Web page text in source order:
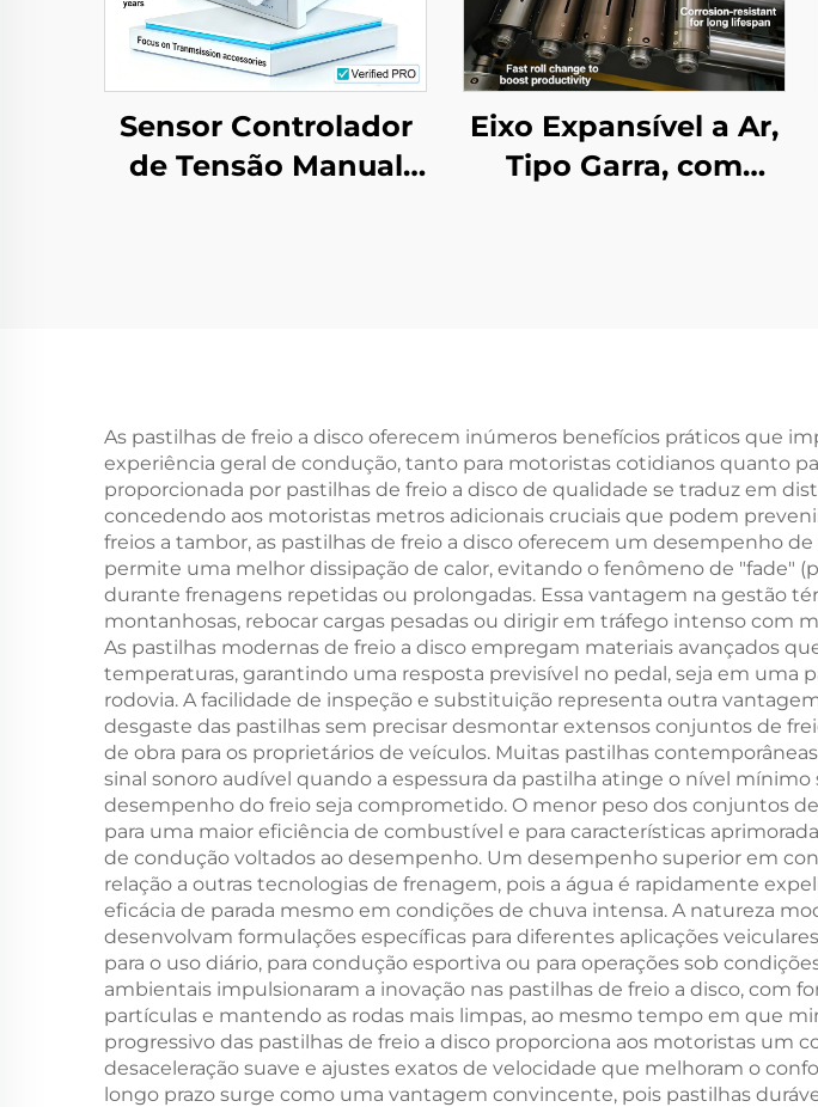
Sensor Controlador
de Tensão Manual
Eixo Expansível a Ar,
Tipo Garra, com
As pastilhas de freio a disco oferecem inúmeros benefícios práticos que
experiência geral de condução, tanto para motoristas cotidianos quanto
proporcionada por pastilhas de freio a disco de qualidade se traduz em
concedendo aos motoristas metros adicionais cruciais que podem
freios a tambor, as pastilhas de freio a disco oferecem um desempenho
permite uma melhor dissipação de calor, evitando o fenômeno de "fade"
durante frenagens repetidas ou prolongadas. Essa vantagem na gestão
montanhosas, rebocar cargas pesadas ou dirigir em tráfego intenso com
As pastilhas modernas de freio a disco empregam materiais avançados
temperaturas, garantindo uma resposta previsível no pedal, seja em
rodovia. A facilidade de inspeção e substituição representa outra
desgaste das pastilhas sem precisar desmontar extensos conjuntos de
de obra para os proprietários de veículos. Muitas pastilhas
sinal sonoro audível quando a espessura da pastilha atinge o nível
desempenho do freio seja comprometido. O menor peso dos conjuntos
para uma maior eficiência de combustível e para características
de condução voltados ao desempenho. Um desempenho superior em
relação a outras tecnologias de frenagem, pois a água é rapidamente
eficácia de parada mesmo em condições de chuva intensa. A natureza
desenvolvam formulações específicas para diferentes aplicações
para o uso diário, para condução esportiva ou para operações sob
ambientais impulsionaram a inovação nas pastilhas de freio a disco, com
partículas e mantendo as rodas mais limpas, ao mesmo tempo em que
progressivo das pastilhas de freio a disco proporciona aos motoristas um
desaceleração suave e ajustes exatos de velocidade que melhoram o
longo prazo surge como uma vantagem convincente, pois pastilhas